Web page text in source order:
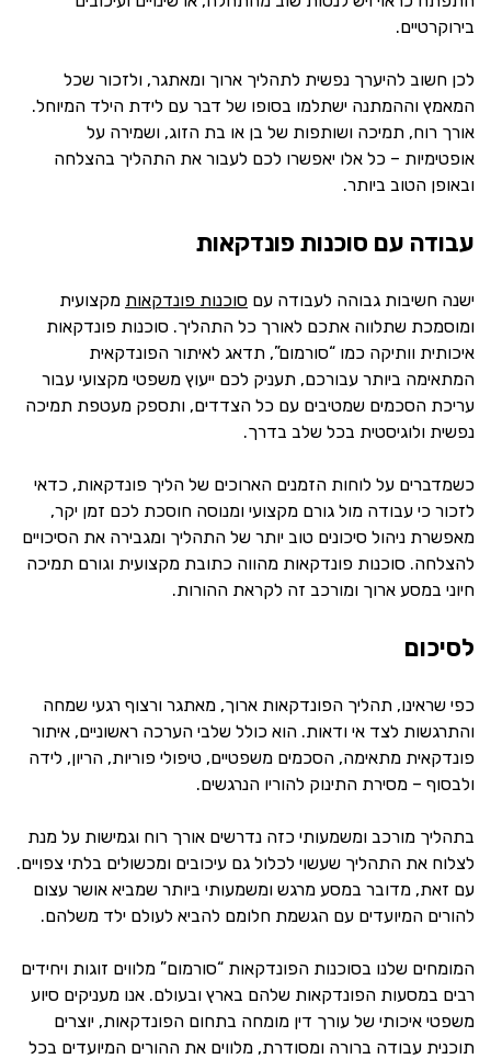
בירוקרטיים.
לכן חשוב להיערך נפשית לתהליך ארוך ומאתגר, ולזכור שכל
המאמץ וההמתנה ישתלמו בסופו של דבר עם לידת הילד המיוחל.
אורך רוח, תמיכה ושותפות של בן או בת הזוג, ושמירה על
אופטימיות – כל אלו יאפשרו לכם לעבור את התהליך בהצלחה
ובאופן הטוב ביותר.
עבודה עם סוכנות פונדקאות
ישנה חשיבות גבוהה לעבודה עם סוכנות פונדקאות מקצועית
ומוסמכת שתלווה אתכם לאורך כל התהליך. סוכנות פונדקאות
איכותית וותיקה כמו “סורמום”, תדאג לאיתור הפונדקאית
המתאימה ביותר עבורכם, תעניק לכם ייעוץ משפטי מקצועי עבור
עריכת הסכמים שמטיבים עם כל הצדדים, ותספק מעטפת תמיכה
נפשית ולוגיסטית בכל שלב בדרך.
כשמדברים על לוחות הזמנים הארוכים של הליך פונדקאות, כדאי
לזכור כי עבודה מול גורם מקצועי ומנוסה חוסכת לכם זמן יקר,
מאפשרת ניהול סיכונים טוב יותר של התהליך ומגבירה את הסיכויים
להצלחה. סוכנות פונדקאות מהווה כתובת מקצועית וגורם תמיכה
חיוני במסע ארוך ומורכב זה לקראת ההורות.
לסיכום
כפי שראינו, תהליך הפונדקאות ארוך, מאתגר ורצוף רגעי שמחה
והתרגשות לצד אי ודאות. הוא כולל שלבי הערכה ראשוניים, איתור
פונדקאית מתאימה, הסכמים משפטיים, טיפולי פוריות, הריון, לידה
ולבסוף – מסירת התינוק להוריו הנרגשים.
בתהליך מורכב ומשמעותי כזה נדרשים אורך רוח וגמישות על מנת
לצלוח את התהליך שעשוי לכלול גם עיכובים ומכשולים בלתי צפויים.
עם זאת, מדובר במסע מרגש ומשמעותי ביותר שמביא אושר עצום
להורים המיועדים עם הגשמת חלומם להביא לעולם ילד משלהם.
המומחים שלנו בסוכנות הפונדקאות “סורמום” מלווים זוגות ויחידים
רבים במסעות הפונדקאות שלהם בארץ ובעולם. אנו מעניקים סיוע
משפטי איכותי של עורך דין מומחה בתחום הפונדקאות, יוצרים
תוכנית עבודה ברורה ומסודרת, מלווים את ההורים המיועדים בכל